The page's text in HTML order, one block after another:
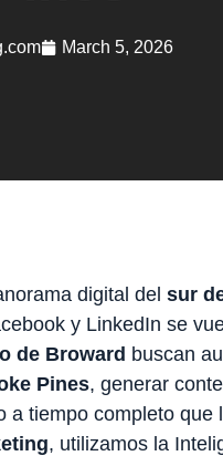
March 5, 2026
digital del sur
y LinkedIn se
de Broward buscan
Pines, generar
a tiempo completo
, utilizamos la